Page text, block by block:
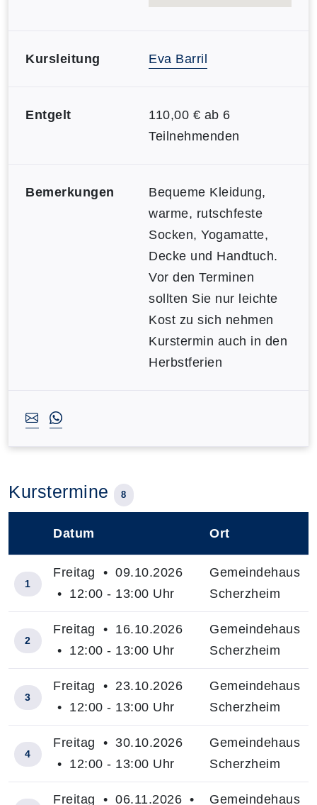
Kursleitung Eva Barril
Entgelt
110,00 € ab 6
Teilnehmenden
Bemerkungen
Bequeme Kleidung,
warme, rutschfeste
Socken, Yogamatte,
Decke und Handtuch.
Vor den Terminen
sollten Sie nur leichte
Kost zu sich nehmen
Kurstermin auch in den
Herbstferien
Kurstermine 8
Datum Ort
1
Freitag • 09.10.2026
• 12:00 - 13:00 Uhr
Gemeindehaus
Scherzheim
2
Freitag • 16.10.2026
• 12:00 - 13:00 Uhr
Gemeindehaus
Scherzheim
3
Freitag • 23.10.2026
• 12:00 - 13:00 Uhr
Gemeindehaus
Scherzheim
4
Freitag • 30.10.2026
• 12:00 - 13:00 Uhr
Gemeindehaus
Scherzheim
Freitag • 06.11.2026 •
Gemeindehaus